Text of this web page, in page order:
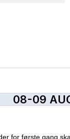
08-09
for første gang